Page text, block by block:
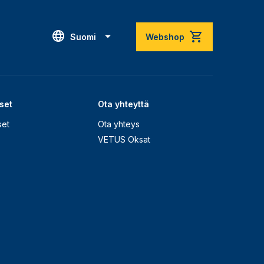
Suomi Webshop
Ota yhteyttä
Ota yhteys
VETUS Oksat